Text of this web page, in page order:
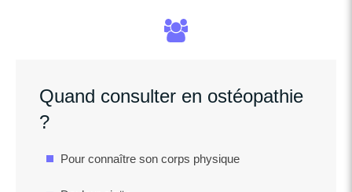
Quand consulter en ostéopathie
?
Pour connaître son corps physique